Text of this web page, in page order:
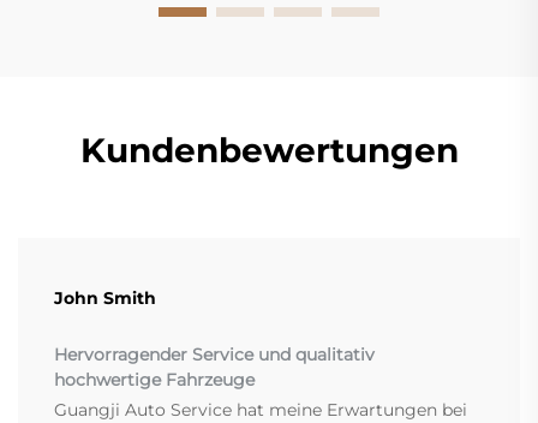
Kundenbewertungen
John Smith
Hervorragender Service und qualitativ
hochwertige Fahrzeuge
Guangji Auto Service hat meine Erwartungen bei